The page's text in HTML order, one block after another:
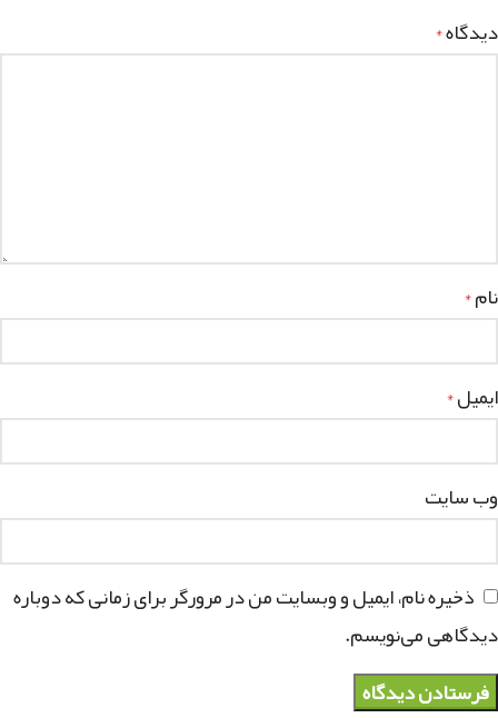
دیدگاه*
نام*
ایمیل*
وب‌ سایت
ذخیره نام، ایمیل و وبسایت من در مرورگر برای زمانی که دوباره
دیدگاهی می‌نویسم.